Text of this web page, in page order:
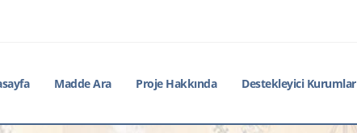
Madde Ara Proje Hakkında Destekleyici Kurumlar